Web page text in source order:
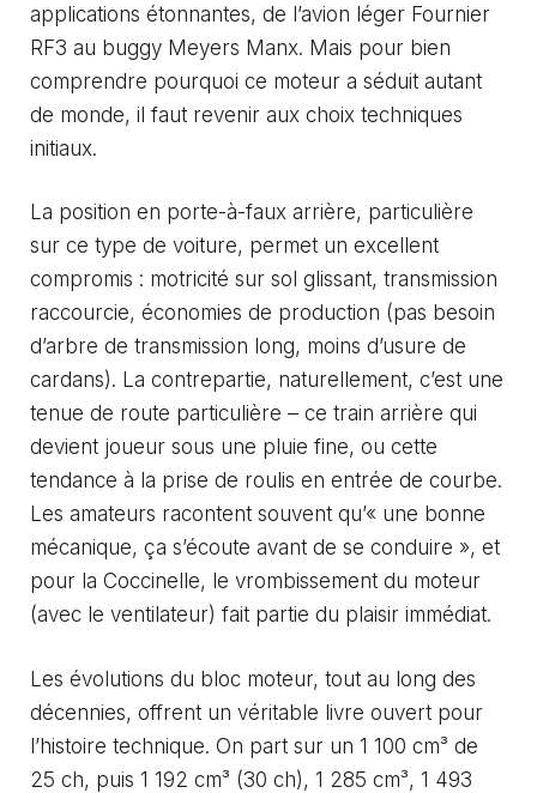
applications étonnantes, de l’avion léger Fournier
RF3 au buggy Meyers Manx. Mais pour bien
comprendre pourquoi ce moteur a séduit autant
de monde, il faut revenir aux choix techniques
initiaux.
La position en porte-à-faux arrière, particulière
sur ce type de voiture, permet un excellent
compromis : motricité sur sol glissant, transmission
raccourcie, économies de production (pas besoin
d’arbre de transmission long, moins d’usure de
cardans). La contrepartie, naturellement, c’est une
tenue de route particulière – ce train arrière qui
devient joueur sous une pluie fine, ou cette
tendance à la prise de roulis en entrée de courbe.
Les amateurs racontent souvent qu’« une bonne
mécanique, ça s’écoute avant de se conduire », et
pour la Coccinelle, le vrombissement du moteur
(avec le ventilateur) fait partie du plaisir immédiat.
Les évolutions du bloc moteur, tout au long des
décennies, offrent un véritable livre ouvert pour
l’histoire technique. On part sur un 1 100 cm³ de
25 ch, puis 1 192 cm³ (30 ch), 1 285 cm³, 1 493